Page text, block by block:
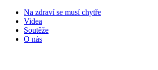
Na zdraví se musí chytře
Videa
Soutěže
O nás